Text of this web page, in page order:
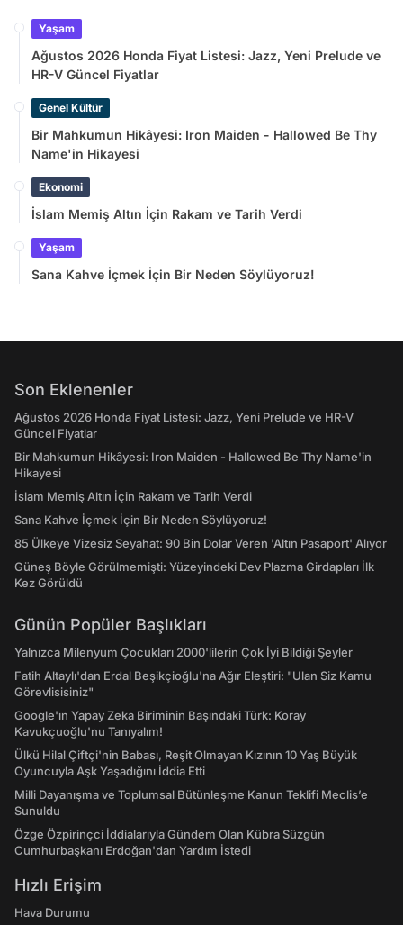
Yaşam
Ağustos 2026 Honda Fiyat Listesi: Jazz, Yeni Prelude ve
HR-V Güncel Fiyatlar
Genel Kültür
Bir Mahkumun Hikâyesi: Iron Maiden - Hallowed Be Thy
Name'in Hikayesi
Ekonomi
İslam Memiş Altın İçin Rakam ve Tarih Verdi
Yaşam
Sana Kahve İçmek İçin Bir Neden Söylüyoruz!
Son Eklenenler
Ağustos 2026 Honda Fiyat Listesi: Jazz, Yeni Prelude ve HR-V
Güncel Fiyatlar
Bir Mahkumun Hikâyesi: Iron Maiden - Hallowed Be Thy Name'in
Hikayesi
İslam Memiş Altın İçin Rakam ve Tarih Verdi
Sana Kahve İçmek İçin Bir Neden Söylüyoruz!
85 Ülkeye Vizesiz Seyahat: 90 Bin Dolar Veren 'Altın Pasaport' Alıyor
Güneş Böyle Görülmemişti: Yüzeyindeki Dev Plazma Girdapları İlk
Kez Görüldü
Günün Popüler Başlıkları
Yalnızca Milenyum Çocukları 2000'lilerin Çok İyi Bildiği Şeyler
Fatih Altaylı'dan Erdal Beşikçioğlu'na Ağır Eleştiri: "Ulan Siz Kamu
Görevlisisiniz"
Google'ın Yapay Zeka Biriminin Başındaki Türk: Koray
Kavukçuoğlu'nu Tanıyalım!
Ülkü Hilal Çiftçi'nin Babası, Reşit Olmayan Kızının 10 Yaş Büyük
Oyuncuyla Aşk Yaşadığını İddia Etti
Milli Dayanışma ve Toplumsal Bütünleşme Kanun Teklifi Meclis’e
Sunuldu
Özge Özpirinçci İddialarıyla Gündem Olan Kübra Süzgün
Cumhurbaşkanı Erdoğan'dan Yardım İstedi
Hızlı Erişim
Hava Durumu